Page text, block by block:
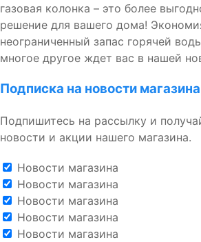
газовая колонка – это более
решение для вашего дома!
неограниченный запас горячей
многое другое ждет вас в нашей
Подписка на новости магазина
Подпишитесь на рассылку и
новости и акции нашего магазина.
Новости магазина
Новости магазина
Новости магазина
Новости магазина
Новости магазина